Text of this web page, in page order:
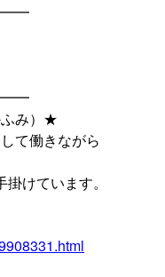
み）★
て働きながら
けています。